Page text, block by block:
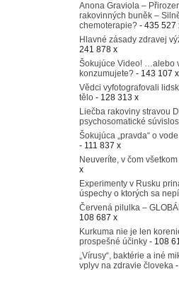
Anona Graviola –
rakovinných buněk –
chemoterapie? - 435 527
Hlavné zásady zdravej
241 878 x
Šokujúce Video! …alebo
konzumujete? - 143 107 x
Vědci vyfotografovali
tělo - 128 313 x
Liečba rakoviny stravou
psychosomatické
Šokujúca „pravda“ o
- 111 837 x
Neuveríte, v čom
x
Experimenty v Rusku
úspechy o ktorých sa
Červená pilulka –
108 687 x
Kurkuma nie je len
prospešné účinky - 108
„Vírusy“, baktérie a iné
vplyv na zdravie človeka